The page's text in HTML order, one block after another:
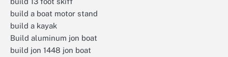
build a boat motor stand
build a kayak
Build aluminum jon boat
build jon 1448 jon boat